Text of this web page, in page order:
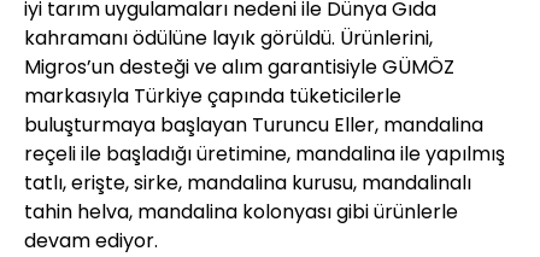
iyi tarım uygulamaları nedeni ile Dünya Gıda
kahramanı ödülüne layık görüldü. Ürünlerini,
Migros’un desteği ve alım garantisiyle GÜMÖZ
markasıyla Türkiye çapında tüketicilerle
buluşturmaya başlayan Turuncu Eller, mandalina
reçeli ile başladığı üretimine, mandalina ile yapılmış
tatlı, erişte, sirke, mandalina kurusu, mandalinalı
tahin helva, mandalina kolonyası gibi ürünlerle
devam ediyor.